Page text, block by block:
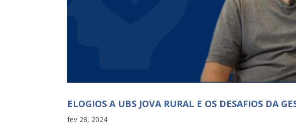
ELOGIOS A UBS JOVA RURAL E OS DESAFIOS DA
fev 28, 2024